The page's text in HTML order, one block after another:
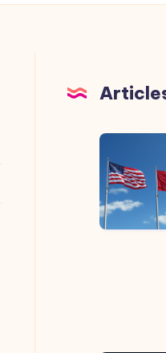
Comment
les
nouveaux
tarifs
douaniers